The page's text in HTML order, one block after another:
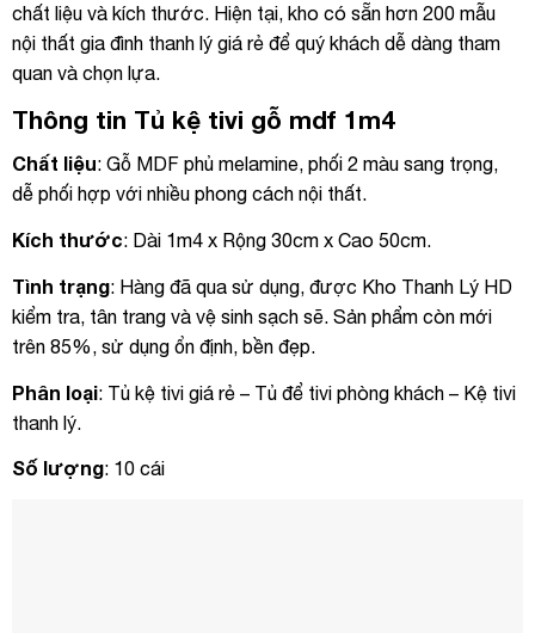
chất liệu và kích thước. Hiện tại, kho có sẵn hơn 200 mẫu
nội thất gia đình thanh lý giá rẻ để quý khách dễ dàng tham
quan và chọn lựa.
Thông tin Tủ kệ tivi gỗ mdf 1m4
Chất liệu: Gỗ MDF phủ melamine, phối 2 màu sang trọng,
dễ phối hợp với nhiều phong cách nội thất.
Kích thước: Dài 1m4 x Rộng 30cm x Cao 50cm.
Tình trạng: Hàng đã qua sử dụng, được Kho Thanh Lý HD
kiểm tra, tân trang và vệ sinh sạch sẽ. Sản phẩm còn mới
trên 85%, sử dụng ổn định, bền đẹp.
Phân loại: Tủ kệ tivi giá rẻ – Tủ để tivi phòng khách – Kệ tivi
thanh lý.
Số lượng: 10 cái